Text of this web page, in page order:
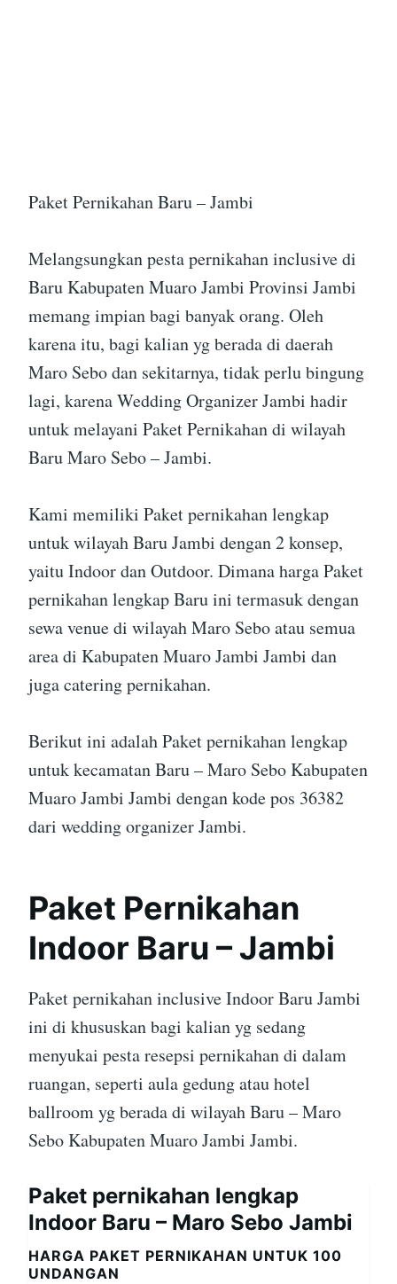
Paket Pernikahan Baru – Jambi
Melangsungkan pesta pernikahan inclusive di
Baru Kabupaten Muaro Jambi Provinsi Jambi
memang impian bagi banyak orang. Oleh
karena itu, bagi kalian yg berada di daerah
Maro Sebo dan sekitarnya, tidak perlu bingung
lagi, karena Wedding Organizer Jambi hadir
untuk melayani Paket Pernikahan di wilayah
Baru Maro Sebo – Jambi.
Kami memiliki Paket pernikahan lengkap
untuk wilayah Baru Jambi dengan 2 konsep,
yaitu Indoor dan Outdoor. Dimana harga Paket
pernikahan lengkap Baru ini termasuk dengan
sewa venue di wilayah Maro Sebo atau semua
area di Kabupaten Muaro Jambi Jambi dan
juga catering pernikahan.
Berikut ini adalah Paket pernikahan lengkap
untuk kecamatan Baru – Maro Sebo Kabupaten
Muaro Jambi Jambi dengan kode pos 36382
dari wedding organizer Jambi.
Paket Pernikahan
Indoor Baru – Jambi
Paket pernikahan inclusive Indoor Baru Jambi
ini di khususkan bagi kalian yg sedang
menyukai pesta resepsi pernikahan di dalam
ruangan, seperti aula gedung atau hotel
ballroom yg berada di wilayah Baru – Maro
Sebo Kabupaten Muaro Jambi Jambi.
Paket pernikahan lengkap
Indoor Baru – Maro Sebo Jambi
HARGA PAKET PERNIKAHAN UNTUK 100
UNDANGAN